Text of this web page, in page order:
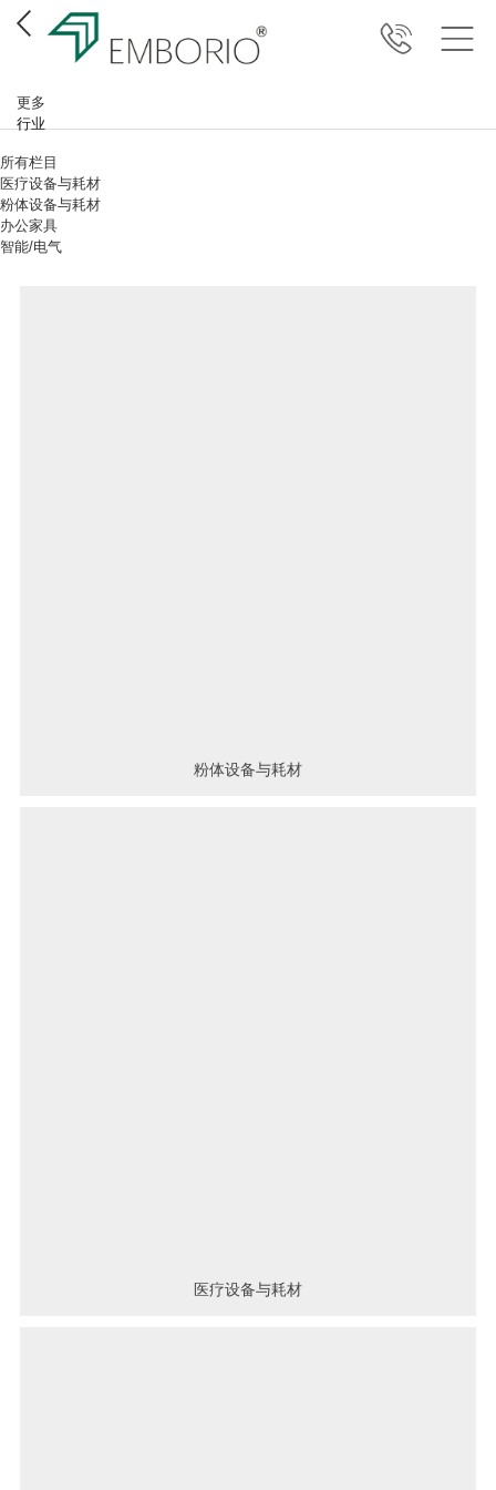
更多
行业
所有栏目
医疗设备与耗材
粉体设备与耗材
办公家具
智能/电气
粉体设备与耗材
医疗设备与耗材